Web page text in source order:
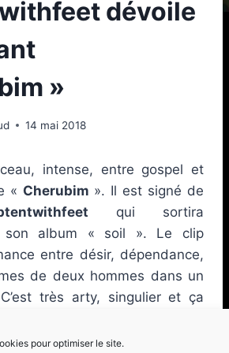
pour optimiser le site.
dévoile
»
14 mai 2018
intense, entre gospel et
« Cherubim ». Il est signé de
qui sortira
son album « soil ». Le clip
entre désir, dépendance,
de deux hommes dans un
très arty, singulier et ça